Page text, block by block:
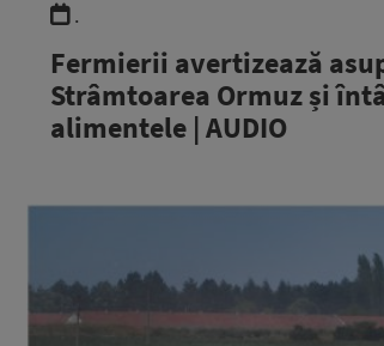
.
Fermierii avertizează
Strâmtoarea Ormuz și
alimentele | AUDIO